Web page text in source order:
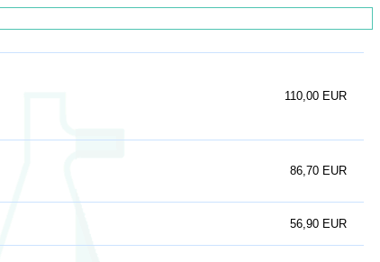
110,00 EUR
86,70 EUR
56,90 EUR